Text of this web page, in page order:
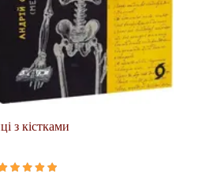
з кістками